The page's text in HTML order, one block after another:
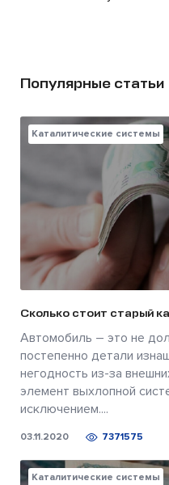
Популярные статьи
Каталитические системы
Сколько стоит старый
Автомобиль – это не
постепенно детали
негодность из-за
элемент выхлопной
исключением....
03.11.2020 7371575
Каталитические системы